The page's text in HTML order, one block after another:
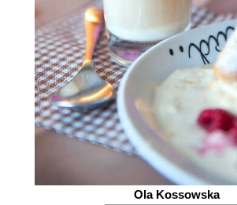
Ola Kossowska